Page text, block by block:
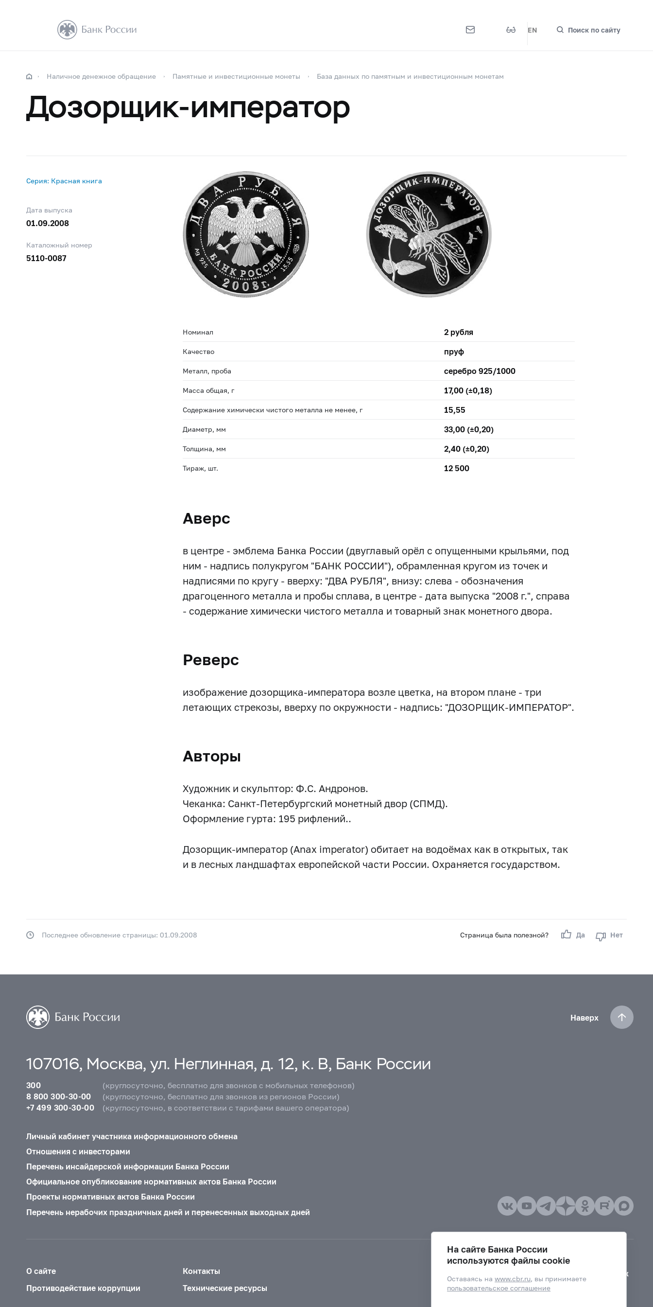
EN Поиск по сайту
Наличное денежное обращение Памятные и инвестиционные монеты База данных по памятным и инвестиционным монетам
Дозорщик-император
Серия: Красная книга
Дата выпуска
01.09.2008
Каталожный номер
5110-0087
Номинал 2 рубля
Качество пруф
Металл, проба серебро 925/1000
Масса общая, г 17,00 (±0,18)
Содержание химически чистого металла не менее, г 15,55
Диаметр, мм 33,00 (±0,20)
Толщина, мм 2,40 (±0,20)
Тираж, шт. 12 500
Аверс
в центре - эмблема Банка России (двуглавый орёл с опущенными крыльями, под
ним - надпись полукругом "БАНК РОССИИ"), обрамленная кругом из точек и
надписями по кругу - вверху: "ДВА РУБЛЯ", внизу: слева - обозначения
драгоценного металла и пробы сплава, в центре - дата выпуска "2008 г.", справа
- содержание химически чистого металла и товарный знак монетного двора.
Реверс
изображение дозорщика-императора возле цветка, на втором плане - три
летающих стрекозы, вверху по окружности - надпись: "ДОЗОРЩИК-ИМПЕРАТОР".
Авторы
Художник и скульптор: Ф.С. Андронов.
Чеканка: Санкт-Петербургский монетный двор (СПМД).
Оформление гурта: 195 рифлений..
Дозорщик-император (Anax imperator) обитает на водоёмах как в открытых, так
и в лесных ландшафтах европейской части России. Охраняется государством.
Страница была полезной? Да Нет
Последнее обновление страницы: 01.09.2008
Наверх
107016, Москва, ул. Неглинная, д. 12, к. В, Банк России
300
(круглосуточно, бесплатно для звонков с мобильных телефонов)
8 800 300-30-00
(круглосуточно, бесплатно для звонков из регионов России)
+7 499 300-30-00
(круглосуточно, в соответствии с тарифами вашего оператора)
Личный кабинет участника информационного обмена
Отношения с инвесторами
Перечень инсайдерской информации Банка России
Официальное опубликование нормативных актов Банка России
Проекты нормативных актов Банка России
Перечень нерабочих праздничных дней и перенесенных выходных дней
О сайте
Контакты
Противодействие коррупции
Технические ресурсы
Версия для слабовидящих
На сайте Банка России
используются файлы cookie
Оставаясь наwww.cbr.ru, вы принимаете
пользовательское соглашение